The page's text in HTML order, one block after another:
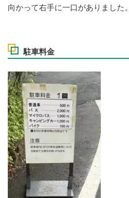
向かって右手に一口がありました。
駐車料金